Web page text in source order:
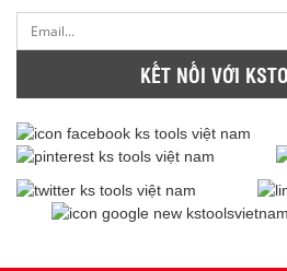
KẾT NỐI VỚI